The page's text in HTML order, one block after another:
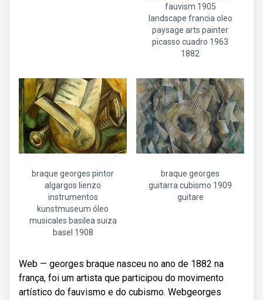
fauvism 1905
landscape francia oleo
paysage arts painter
picasso cuadro 1963
1882
braque georges pintor
algargos lienzo
instrumentos
kunstmuseum óleo
musicales basilea suiza
basel 1908
braque georges
guitarra cubismo 1909
guitare
Web — georges braque nasceu no ano de 1882 na
frança, foi um artista que participou do movimento
artístico do fauvismo e do cubismo. Webgeorges